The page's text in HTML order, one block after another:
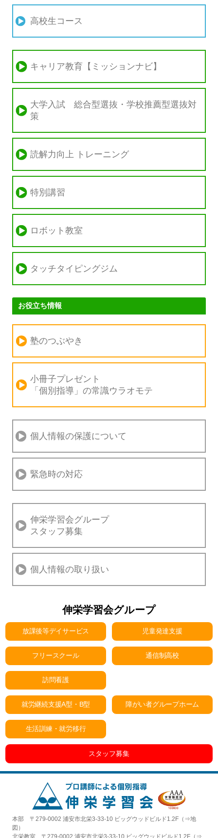
高校生コース
キャリア教育【ミッションナビ】
大学入試 総合型選抜・学校推薦型選抜対
策
読解力向上 トレーニング
特別講習
ロボット教室
タッチタイピングジム
お役立ち情報
塾のつぶやき
小冊子プレゼント
「個別指導」の常識ウラオモテ
個人情報の保護について
緊急時の対応
伸栄学習会グループ
スタッフ募集
個人情報の取り扱い
伸栄学習会グループ
放課後等デイサービス 児童発達支援
フリースクール 通信制高校
訪問看護
就労継続支援A型・B型 障がい者グループホーム
生活訓練・就労移行
スタッフ募集
本部 〒279-0002 浦安市北栄3-33-10 ビッグウッドビルド1.2F（⇒地
図 ）
北栄教室 〒279-0002 浦安市北栄3-33-10 ビッグウッドビルド1.2F（⇒